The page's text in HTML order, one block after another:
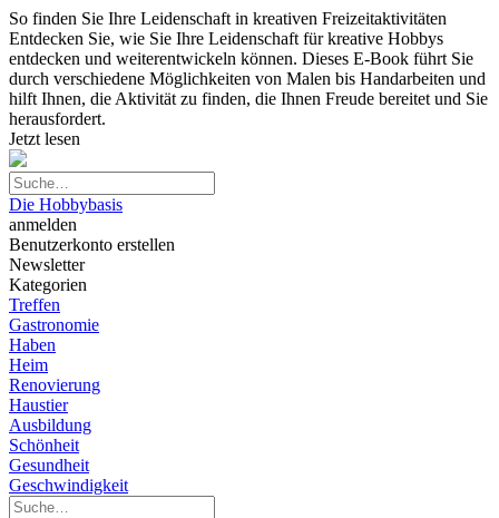
So finden Sie Ihre Leidenschaft in kreativen Freizeitaktivitäten
Entdecken Sie, wie Sie Ihre Leidenschaft für kreative Hobbys
entdecken und weiterentwickeln können. Dieses E-Book führt Sie
durch verschiedene Möglichkeiten von Malen bis Handarbeiten und
hilft Ihnen, die Aktivität zu finden, die Ihnen Freude bereitet und Sie
herausfordert.
Jetzt lesen
Die Hobbybasis
anmelden
Benutzerkonto erstellen
Newsletter
Kategorien
Treffen
Gastronomie
Haben
Heim
Renovierung
Haustier
Ausbildung
Schönheit
Gesundheit
Geschwindigkeit